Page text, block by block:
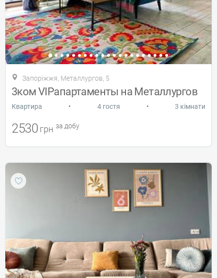
Запоріжжя, Металлургов, 5
3ком VIPапартаменты на Металлургов
Квартира • 4 гостя • 3 кімнати
2530 грн за добу